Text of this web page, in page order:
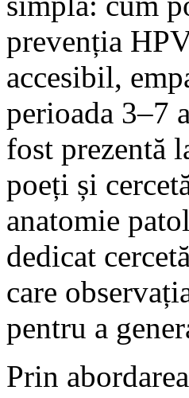
prevenția
accesibil,
perioada 3–7
fost prezentă
poeți și
anatomie
dedicat
care
pentru a
Prin